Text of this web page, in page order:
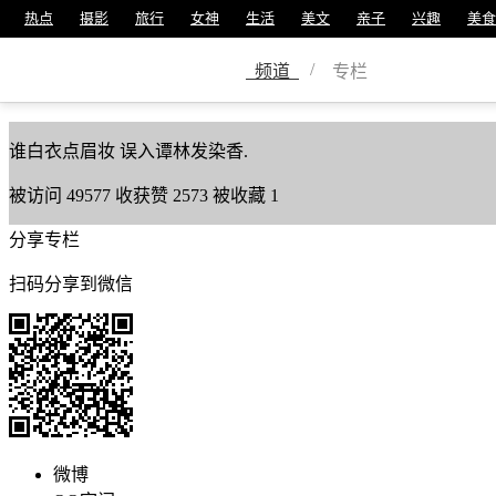
热点 摄影 旅行 女神 生活 美文 亲子 兴趣 美食
频道 / 专栏
美篇号105066
谁白衣点眉妆 误入谭林发染香.
被访问 49577 收获赞 2573 被收藏 1
分享专栏
扫码分享到微信
微博